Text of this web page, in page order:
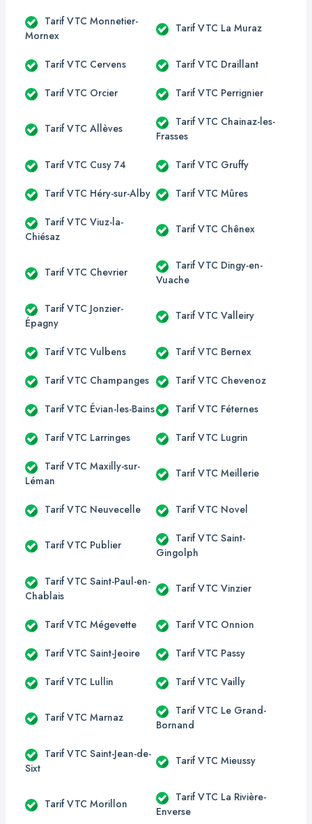
Tarif VTC Monnetier-
Mornex
Tarif VTC La Muraz
Tarif VTC Cervens Tarif VTC Draillant
Tarif VTC Orcier Tarif VTC Perrignier
Tarif VTC Allèves
Tarif VTC Chainaz-les-
Frasses
Tarif VTC Cusy 74 Tarif VTC Gruffy
Tarif VTC Héry-sur-Alby Tarif VTC Mûres
Tarif VTC Viuz-la-
Chiésaz
Tarif VTC Chênex
Tarif VTC Chevrier
Tarif VTC Dingy-en-
Vuache
Tarif VTC Jonzier-
Épagny
Tarif VTC Valleiry
Tarif VTC Vulbens Tarif VTC Bernex
Tarif VTC Champanges Tarif VTC Chevenoz
Tarif VTC Évian-les-Bains Tarif VTC Féternes
Tarif VTC Larringes Tarif VTC Lugrin
Tarif VTC Maxilly-sur-
Léman
Tarif VTC Meillerie
Tarif VTC Neuvecelle Tarif VTC Novel
Tarif VTC Publier
Tarif VTC Saint-
Gingolph
Tarif VTC Saint-Paul-en-
Chablais
Tarif VTC Vinzier
Tarif VTC Mégevette Tarif VTC Onnion
Tarif VTC Saint-Jeoire Tarif VTC Passy
Tarif VTC Lullin Tarif VTC Vailly
Tarif VTC Marnaz
Tarif VTC Le Grand-
Bornand
Tarif VTC Saint-Jean-de-
Sixt
Tarif VTC Mieussy
Tarif VTC Morillon
Tarif VTC La Rivière-
Enverse